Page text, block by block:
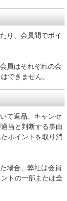
り、会員間でポイ
員はそれぞれの会
できません。
て返品、キャンセ
当と判断する事由
ポイントを取り消
場合、弊社は会員
トの一部または全